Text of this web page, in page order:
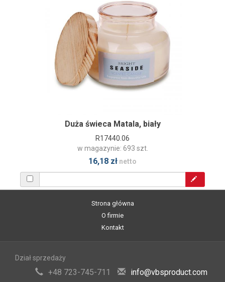
Duża świeca Matala, biały
R17440.06
w magazynie: 693 szt.
16,18 zł netto
Strona główna
O firmie
Kontakt
Dział sprzedaży
+48 723-745-711 info@vbsproduct.com